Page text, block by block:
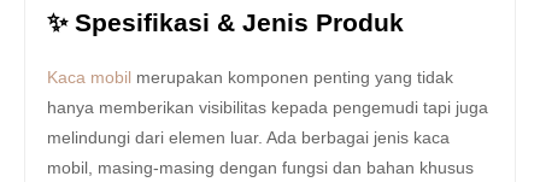
✨ Spesifikasi & Jenis Produk
Kaca mobil merupakan komponen penting yang tidak
hanya memberikan visibilitas kepada pengemudi tapi juga
melindungi dari elemen luar. Ada berbagai jenis kaca
mobil, masing-masing dengan fungsi dan bahan khusus